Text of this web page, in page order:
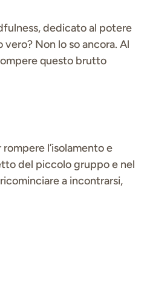
dedicato al potere
Non lo so ancora. Al
questo brutto
l’isolamento e
del piccolo gruppo e nel
a incontrarsi,